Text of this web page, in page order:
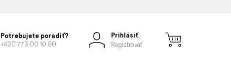
Potrebujete poradiť?
+420 773 00 10 80
Prihlásiť
Registrovať